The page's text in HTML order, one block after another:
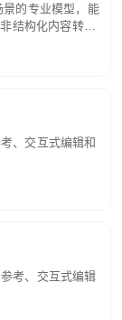
景的专业模型，能
结构化内容转换
、交互式编辑和
考、交互式编辑